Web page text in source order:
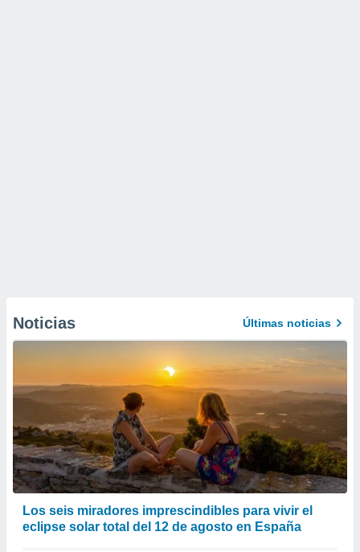
Noticias Últimas noticias
Los seis miradores imprescindibles para vivir el
eclipse solar total del 12 de agosto en España